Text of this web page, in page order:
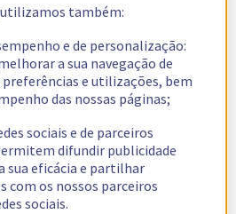
utilizamos também:
e de personalização:
a sua navegação de
preferências e utilizações, bem
das nossas páginas;
sociais e de parceiros
difundir publicidade
sua eficácia e partilhar
com os nossos parceiros
sociais.